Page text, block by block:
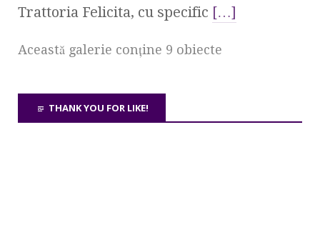
Trattoria Felicita, cu specific […]
Această galerie conţine 9 obiecte
THANK YOU FOR LIKE!